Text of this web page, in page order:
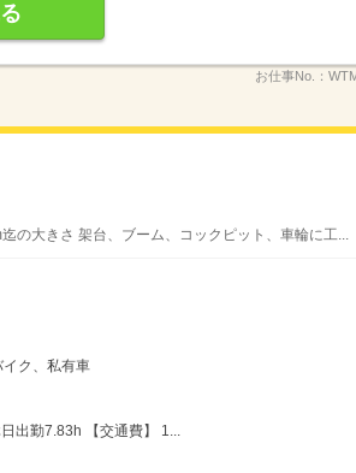
お仕事No.：
の大きさ 架台、ブーム、コックピット、車輪に工...
ク、私有車
出勤7.83h 【交通費】 1...